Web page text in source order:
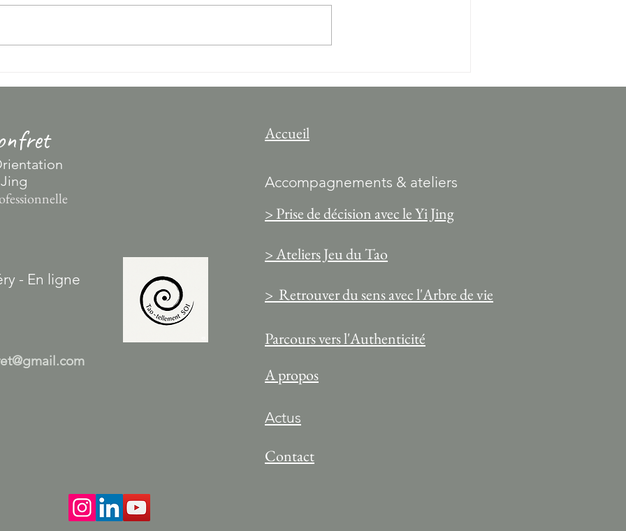
chez vous avec vos ami(e)s !
les-Bains, Dates 1er semestre 2026
Accueil
Accompagnements & ateliers
> Prise de décision avec le Yi Jing
> Ateliers Jeu du Tao
- En ligne
> Retrouver du sens avec l'Arbre de vie
Parcours vers l'Authenticité
A propos
Actus
Contact